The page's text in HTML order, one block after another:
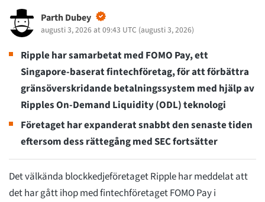
Parth Dubey
augusti 3, 2026 at 09:43 UTC (augusti 3, 2026)
Ripple har samarbetat med FOMO Pay, ett
Singapore-baserat fintechföretag, för att förbättra
gränsöverskridande betalningssystem med hjälp av
Ripples On-Demand Liquidity (ODL) teknologi
Företaget har expanderat snabbt den senaste tiden
eftersom dess rättegång med SEC fortsätter
Det välkända blockkedjeföretaget Ripple har meddelat att
det har gått ihop med fintechföretaget FOMO Pay i